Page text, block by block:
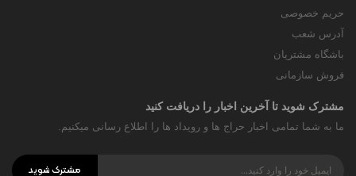
حریم خصوصی
آدرس شعب
باشگاه مشتریان
فروش سازمانی
مشترک شوید تا آخرین اخبار را دریافت کنید
ما به شما تمامی اخبار حراج ها و رویداد ها را اطلاع رسانی میکنیم.
مشترک شوید